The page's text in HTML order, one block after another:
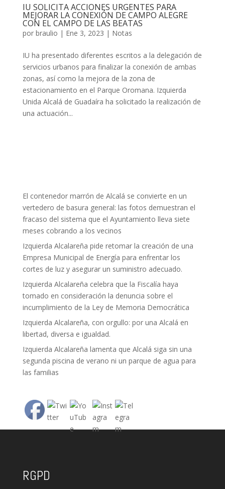
IU SOLICITA ACCIONES URGENTES PARA
MEJORAR LA CONEXIÓN DE CAMPO ALEGRE
CON EL CAMPO DE LAS BEATAS
por braulio | Ene 3, 2023 | Notas
IU ha presentado diferentes escritos a la delegación de
servicios urbanos para finalizar la conexión de ambas
zonas, así como la mejora de la zona de
estacionamiento en el Parque Oromana. Izquierda
Unida Alcalá de Guadaíra ha solicitado la realización de
una actuación...
El contenedor marrón de Alcalá se convierte en un
vertedero de basura general: las fotos demuestran el
fracaso del sistema que el Ayuntamiento lleva siete
meses cobrando a los vecinos
Izquierda Alcalareña pide retomar la creación de una
Empresa Municipal de Energía para enfrentar los
cortes de luz y asegurar un suministro adecuado.
Izquierda Alcalareña celebra que la Fiscalía haya
tomado en consideración la denuncia sobre el
incumplimiento de la Ley de Memoria Democrática
Izquierda Alcalareña, con orgullo: por una Alcalá en
libertad, diversa e igualdad.
Izquierda Alcalareña lamenta que Alcalá siga sin una
segunda piscina de verano ni un parque de agua para
las familias
RGPD